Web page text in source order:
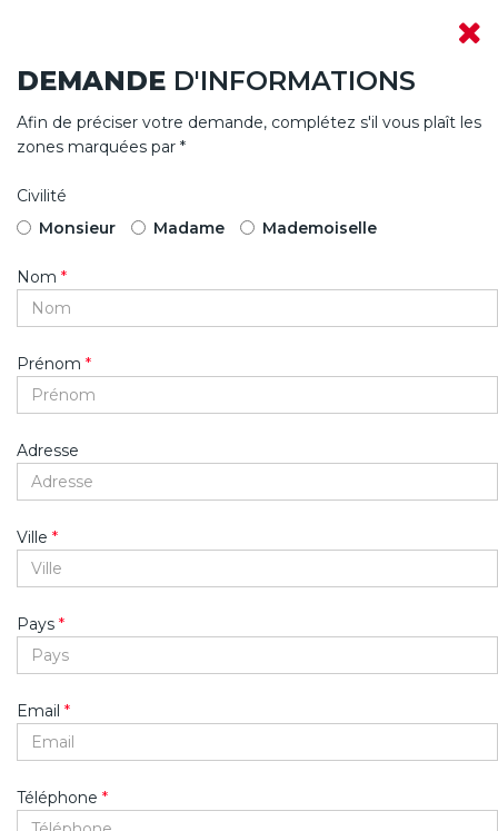
DEMANDE D'INFORMATIONS
Afin de préciser votre demande, complétez s'il vous plaît les
zones marquées par *
Civilité
Monsieur
Madame Mademoiselle
Nom *
Prénom *
Adresse
Ville *
Pays *
Email *
Téléphone *